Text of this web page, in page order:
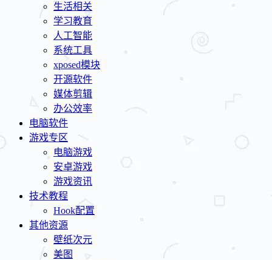
生活相关
学习教育
人工智能
系统工具
xposed模块
开源软件
媒体剪辑
办公效率
电脑软件
游戏专区
电脑游戏
安卓游戏
游戏资讯
技术教程
Hook配置
其他资源
壁纸次元
美图